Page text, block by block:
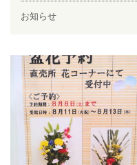
お知らせ